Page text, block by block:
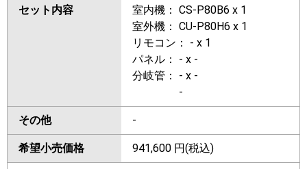
セット内容
室内機： CS-P80B6 x 1
室外機： CU-P80H6 x 1
リモコン： - x 1
パネル： - x -
分岐管： - x -
-
その他 -
希望小売価格 941,600 円(税込)